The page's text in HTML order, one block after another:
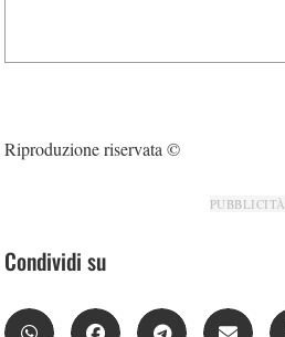
Riproduzione riservata ©
PUBBLICITÀ
Condividi su